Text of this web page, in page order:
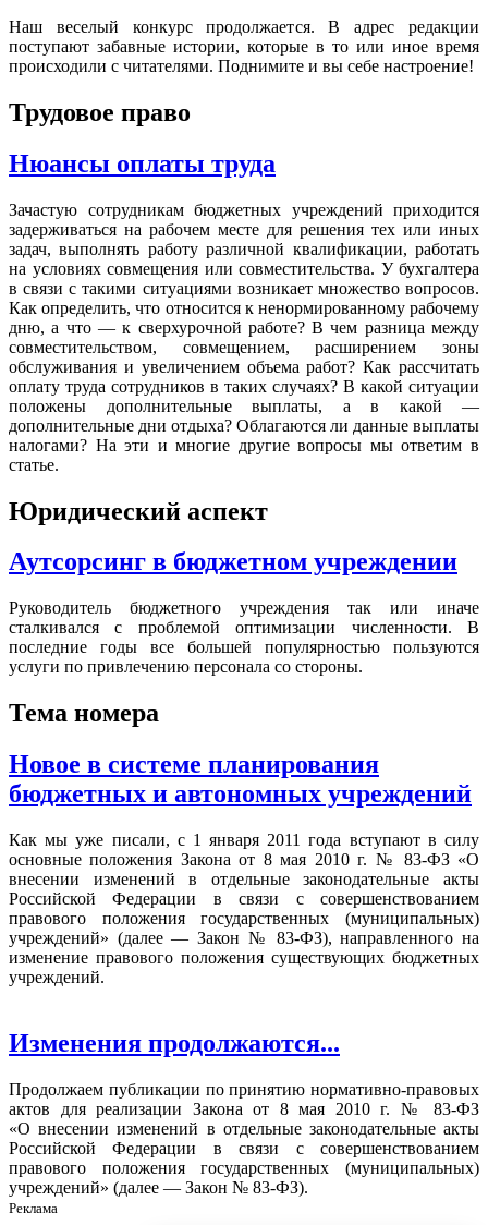
Наш веселый конкурс продолжается. В адрес редакции
поступают забавные истории, которые в то или иное время
происходили с читателями. Поднимите и вы себе настроение!
Трудовое право
Нюансы оплаты труда
Зачастую сотрудникам бюджетных учреждений приходится
задерживаться на рабочем месте для решения тех или иных
задач, выполнять работу различной квалификации, работать
на условиях совмещения или совместительства. У бухгалтера
в связи с такими ситуациями возникает множество вопросов.
Как определить, что относится к ненормированному рабочему
дню, а что — к сверхурочной работе? В чем разница между
совместительством, совмещением, расширением зоны
обслуживания и увеличением объема работ? Как рассчитать
оплату труда сотрудников в таких случаях? В какой ситуации
положены дополнительные выплаты, а в какой —
дополнительные дни отдыха? Облагаются ли данные выплаты
налогами? На эти и многие другие вопросы мы ответим в
статье.
Юридический аспект
Аутсорсинг в бюджетном учреждении
Руководитель бюджетного учреждения так или иначе
сталкивался с проблемой оптимизации численности. В
последние годы все большей популярностью пользуются
услуги по привлечению персонала со стороны.
Тема номера
Новое в системе планирования
бюджетных и автономных учреждений
Как мы уже писали, с 1 января 2011 года вступают в силу
основные положения Закона от 8 мая 2010 г. № 83-ФЗ «О
внесении изменений в отдельные законодательные акты
Российской Федерации в связи с совершенствованием
правового положения государственных (муниципальных)
учреждений» (далее — Закон № 83-ФЗ), направленного на
изменение правового положения существующих бюджетных
учреждений.
Изменения продолжаются...
Продолжаем публикации по принятию нормативно-правовых
актов для реализации Закона от 8 мая 2010 г. № 83-ФЗ
«О внесении изменений в отдельные законодательные акты
Российской Федерации в связи с совершенствованием
правового положения государственных (муниципальных)
учреждений» (далее — Закон № 83-ФЗ).
Реклама